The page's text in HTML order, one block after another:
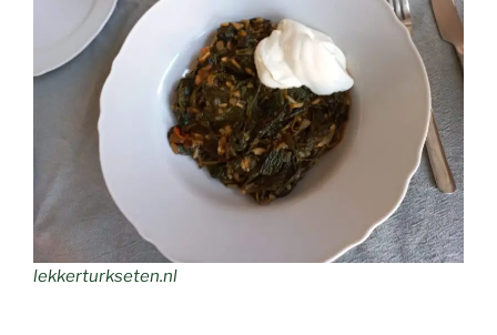
lekkerturkseten.nl